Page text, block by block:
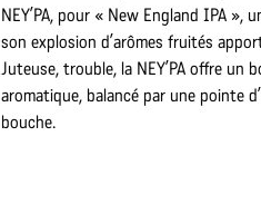
NEY’PA, pour « New England IPA »,
son explosion d’arômes fruités
Juteuse, trouble, la NEY’PA offre un
aromatique, balancé par une pointe
bouche.